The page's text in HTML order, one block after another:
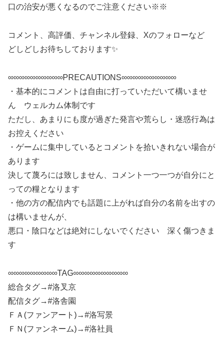
口の治安が悪くなるのでご注意ください※※
コメント、高評価、チャンネル登録、Xのフォローなど
どしどしお待ちしております✨
∞∞∞∞∞∞∞∞∞∞PRECAUTIONS∞∞∞∞∞∞∞∞∞∞
・基本的にコメントは自由に打っていただいて構いませ
ん ウェルカム体制です
ただし、あまりにも度が過ぎた発言や荒らし・迷惑行為は
お控えください
・ゲームに集中しているとコメントを拾いきれない場合が
あります
決して蔑ろには致しません、コメント一つ一つが自分にと
っての糧となります
・他の方の配信内でも話題に上がれば自分の名前を出すの
は構いませんが、
悪口・陰口などは絶対にしないでください 深く傷つきま
す
∞∞∞∞∞∞∞∞∞TAG∞∞∞∞∞∞∞∞∞∞
総合タグ→#洛叉京
配信タグ→#洛舎園
ＦＡ(ファンアート)→#洛写景
ＦＮ(ファンネーム)→#洛社員